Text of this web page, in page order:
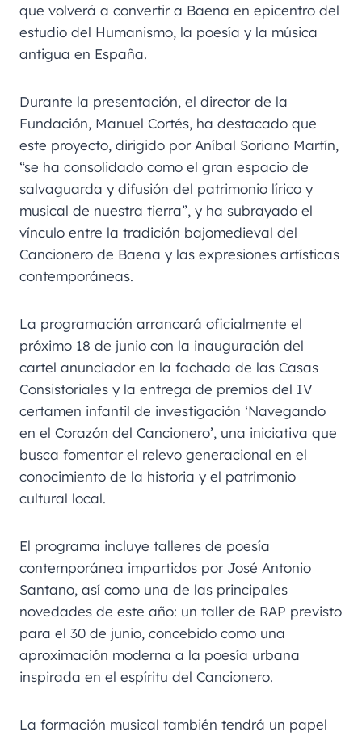
que volverá a convertir a Baena en epicentro del
estudio del Humanismo, la poesía y la música
antigua en España.
Durante la presentación, el director de la
Fundación, Manuel Cortés, ha destacado que
este proyecto, dirigido por Aníbal Soriano Martín,
“se ha consolidado como el gran espacio de
salvaguarda y difusión del patrimonio lírico y
musical de nuestra tierra”, y ha subrayado el
vínculo entre la tradición bajomedieval del
Cancionero de Baena y las expresiones artísticas
contemporáneas.
La programación arrancará oficialmente el
próximo 18 de junio con la inauguración del
cartel anunciador en la fachada de las Casas
Consistoriales y la entrega de premios del IV
certamen infantil de investigación ‘Navegando
en el Corazón del Cancionero’, una iniciativa que
busca fomentar el relevo generacional en el
conocimiento de la historia y el patrimonio
cultural local.
El programa incluye talleres de poesía
contemporánea impartidos por José Antonio
Santano, así como una de las principales
novedades de este año: un taller de RAP previsto
para el 30 de junio, concebido como una
aproximación moderna a la poesía urbana
inspirada en el espíritu del Cancionero.
La formación musical también tendrá un papel